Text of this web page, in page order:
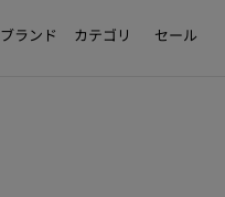
ブランド カテゴリ セール